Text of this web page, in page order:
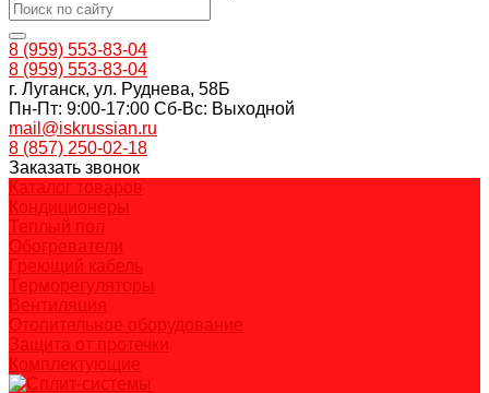
8 (959) 553-83-04
8 (959) 553-83-04
г. Луганск, ул. Руднева, 58Б
Пн-Пт: 9:00-17:00 Cб-Вс: Выходной
mail@iskrussian.ru
8 (857) 250-02-18
Заказать звонок
Каталог товаров
Кондиционеры
Теплый пол
Обогреватели
Греющий кабель
Терморегуляторы
Вентиляция
Отопительное оборудование
Защита от протечки
Комплектующие